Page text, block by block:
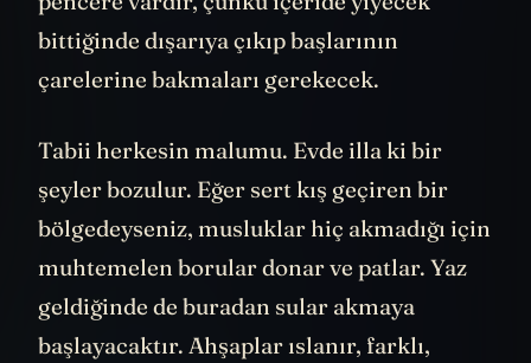
bittiğinde dışarıya çıkıp başlarının
çarelerine bakmaları gerekecek.
Tabii herkesin malumu. Evde illa ki bir
şeyler bozulur. Eğer sert kış geçiren bir
bölgedeyseniz, musluklar hiç akmadığı için
muhtemelen borular donar ve patlar. Yaz
geldiğinde de buradan sular akmaya
başlayacaktır. Ahşaplar ıslanır, farklı,